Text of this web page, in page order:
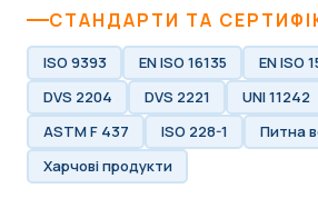
СТАНДАРТИ ТА
ISO 9393 EN ISO 16135 EN ISO
DVS 2204
DVS 2221 UNI 11242
ASTM F 437
ISO 228-1
Питна
Харчові продукти